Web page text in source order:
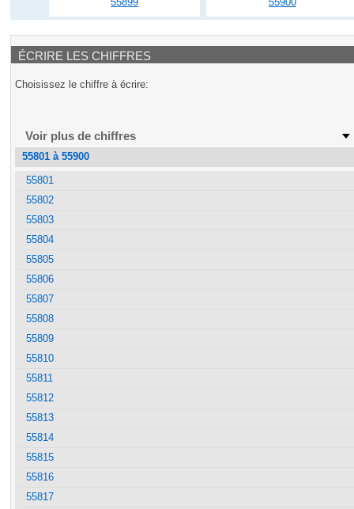
ÉCRIRE LES CHIFFRES
Choisissez le chiffre à écrire:
Voir plus de chiffres
55801 à 55900
55801
55802
55803
55804
55805
55806
55807
55808
55809
55810
55811
55812
55813
55814
55815
55816
55817